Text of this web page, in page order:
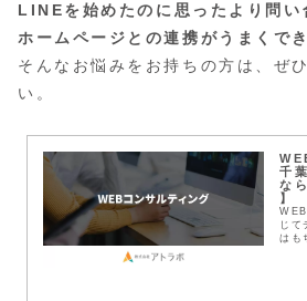
LINEを始めたのに思ったより問
ホームページとの連携がうまくで
そんなお悩みをお持ちの方は、ぜ
い。
千
な
】
WEB
じて
はも
予